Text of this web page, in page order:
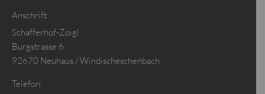
Anschrift:
Schafferhof-Zoigl
Burgstrasse 6
92670 Neuhaus / Windischeschenbach
Telefon: